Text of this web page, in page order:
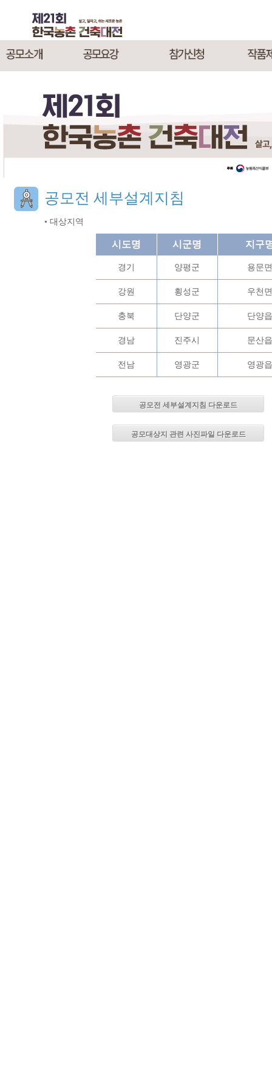
공모전 세부설계지침
• 대상지역
시도명 시군명 지구
경기 양평군 용문면
강원 횡성군 우천면
충북 단양군 단양읍
경남 진주시 문산읍
전남 영광군 영광읍
공모전 세부설계지침 다운로드
공모대상지 관련 사진파일 다운로드